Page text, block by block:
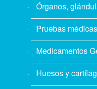
Órganos,
Pruebas médicas
Medicamentos
Huesos y